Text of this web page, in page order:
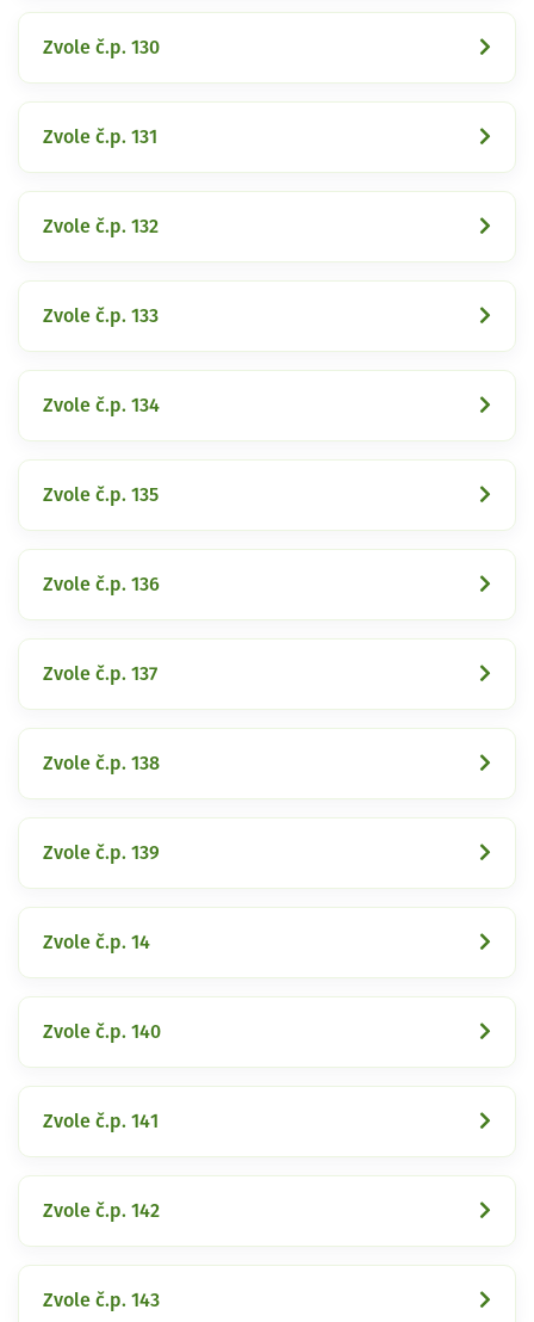
Zvole č.p. 130
Zvole č.p. 131
Zvole č.p. 132
Zvole č.p. 133
Zvole č.p. 134
Zvole č.p. 135
Zvole č.p. 136
Zvole č.p. 137
Zvole č.p. 138
Zvole č.p. 139
Zvole č.p. 14
Zvole č.p. 140
Zvole č.p. 141
Zvole č.p. 142
Zvole č.p. 143